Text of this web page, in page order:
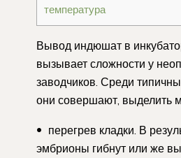
температура
Вывод индюшат в
вызывает сложности у
заводчиков. Среди
они совершают, выделить
перегрев кладки. В
эмбрионы гибнут или же